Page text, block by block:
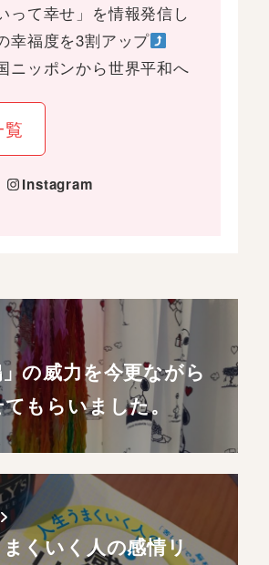
って幸せ」を情報発信し
幸福度を3割アップ
ニッポンから世界平和へ
Instagram
」の威力を今更ながら
もらいました。
くいく人の感情リ